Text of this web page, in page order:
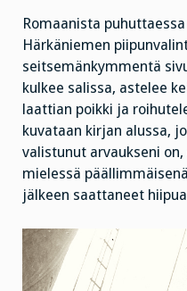
Romaanista
Härkäniemen
seitsemänkymmentä
kulkee salissa, astelee
laattian poikki ja
kuvataan kirjan alussa,
valistunut arvaukseni
mielessä
jälkeen saattaneet